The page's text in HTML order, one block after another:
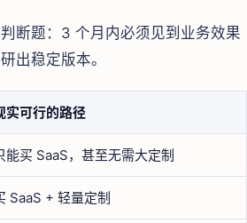
断题：3 个月内必须见到业务效果
出稳定版本。
实可行的路径
能买 SaaS，甚至无需大定制
SaaS + 轻量定制